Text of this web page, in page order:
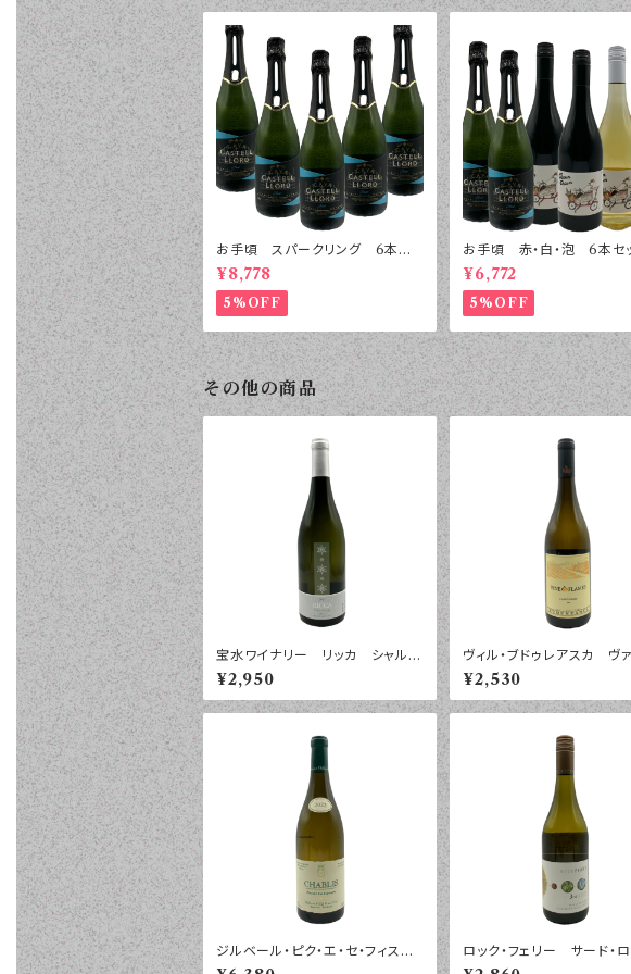
お手頃 スパークリング 6本セッ
ト
¥8,778
5%OFF
お手頃 赤・白・泡 6本セ
¥6,772
5%OFF
その他の商品
宝水ワイナリー リッカ シャルド
ネ ２０２５年 ７５０ｍｌ
¥2,950
ヴィル・ブドゥレアスカ ヴ
イン・フレイム シャルド
マニア ２０２５年 ７５０
¥2,530
ジルベール・ピク・エ・セ・フィス
シャブリ ドゥシュ・ラ・キャリエー
ロック・フェリー サード・
ソーヴィニヨン・ブラン マ